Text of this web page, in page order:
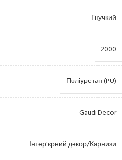
Гнучкий
2000
Поліуретан (PU)
Gaudi Decor
Інтер'єрний декор/Карнизи